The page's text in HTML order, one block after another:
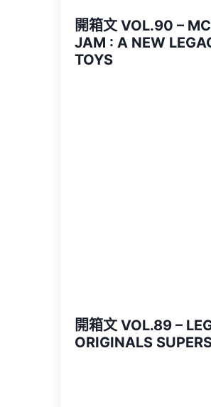
開箱文 VOL.90 –
JAM : A NEW
TOYS
開箱文 VOL.89 –
ORIGINALS